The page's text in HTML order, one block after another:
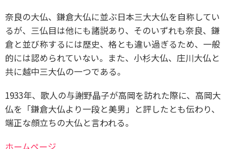
奈良の大仏、鎌倉大仏に並ぶ日本三大大仏を自称してい
るが、三仏目は他にも諸説あり、そのいずれも奈良、鎌
倉と並び称するには歴史、格とも違い過ぎるため、一般
的には認められていない。また、小杉大仏、庄川大仏と
共に越中三大仏の一つである。
1933年、歌人の与謝野晶子が高岡を訪れた際に、高岡大
仏を「鎌倉大仏より一段と美男」と評したとも伝わり、
端正な顔立ちの大仏と言われる。
ホームページ